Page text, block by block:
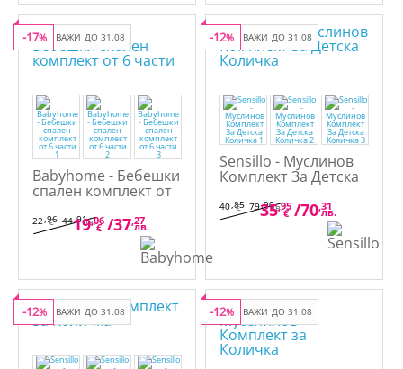
ВАЖИ ДО 31.08
-17%
Babyhome - Бебешки
спален комплект от
22,96
€ 44,91лв.
19,06
€ /37,27
лв.
ВАЖИ ДО 31.08
-12%
Sensillo - Муслинов
Комплект За Детска
40,85
€ 79,90лв.
35,95
€ /70,31
лв.
ВАЖИ ДО 31.08
-12% ВАЖИ ДО 31.08
-12%